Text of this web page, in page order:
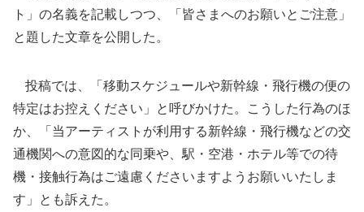
ト」の名義を記載しつつ、「皆さまへのお願いとご注意」
と題した文章を公開した。
投稿では、「移動スケジュールや新幹線・飛行機の便の
特定はお控えください」と呼びかけた。こうした行為のほ
か、「当アーティストが利用する新幹線・飛行機などの交
通機関への意図的な同乗や、駅・空港・ホテル等での待
機・接触行為はご遠慮くださいますようお願いいたしま
す」とも訴えた。